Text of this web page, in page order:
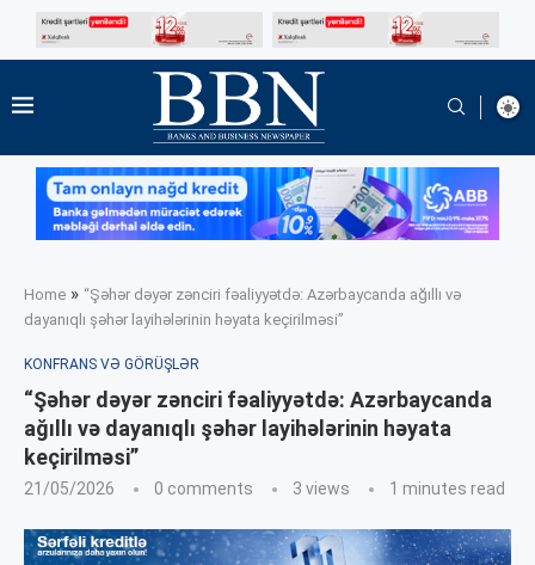
Home » “Şəhər dəyər zənciri fəaliyyətdə: Azərbaycanda ağıllı və
dayanıqlı şəhər layihələrinin həyata keçirilməsi”
KONFRANS VƏ GÖRÜŞLƏR
“Şəhər dəyər zənciri fəaliyyətdə: Azərbaycanda
ağıllı və dayanıqlı şəhər layihələrinin həyata
keçirilməsi”
21/05/2026 0 comments 3 views 1 minutes read